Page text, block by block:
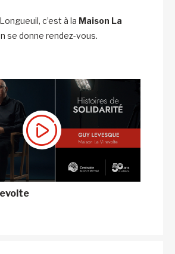
c’est à la Maison La
se donne rendez-vous.